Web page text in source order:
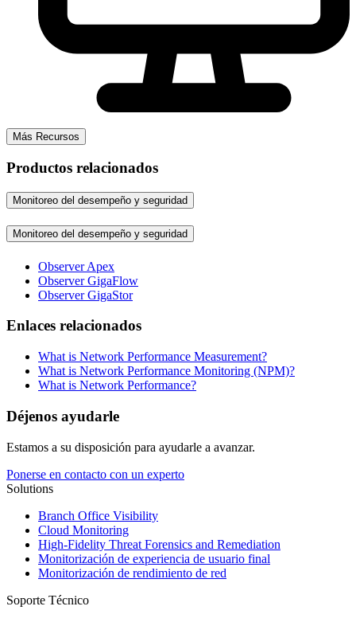
Más Recursos
Productos relacionados
Monitoreo del desempeño y seguridad
Monitoreo del desempeño y seguridad
Observer Apex
Observer GigaFlow
Observer GigaStor
Enlaces relacionados
What is Network Performance Measurement?
What is Network Performance Monitoring (NPM)?
What is Network Performance?
Déjenos ayudarle
Estamos a su disposición para ayudarle a avanzar.
Ponerse en contacto con un experto
Solutions
Branch Office Visibility
Cloud Monitoring
High-Fidelity Threat Forensics and Remediation
Monitorización de experiencia de usuario final
Monitorización de rendimiento de red
Soporte Técnico